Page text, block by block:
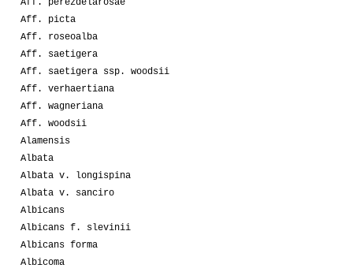
Aff. perezdelarosae
Aff. picta
Aff. roseoalba
Aff. saetigera
Aff. saetigera ssp. woodsii
Aff. verhaertiana
Aff. wagneriana
Aff. woodsii
Alamensis
Albata
Albata v. longispina
Albata v. sanciro
Albicans
Albicans f. slevinii
Albicans forma
Albicoma